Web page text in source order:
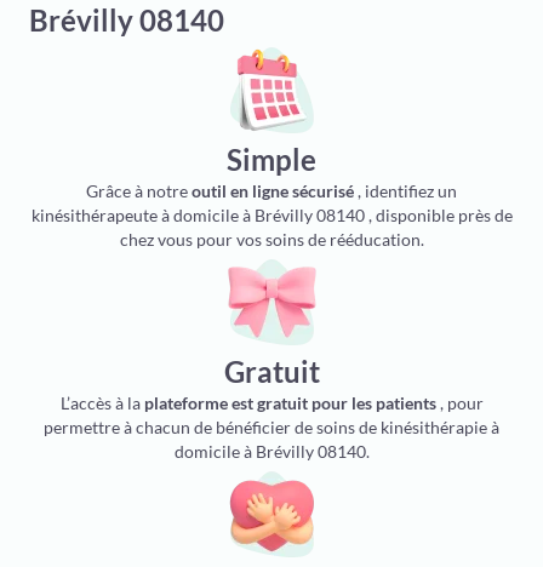
Brévilly 08140
Simple
Grâce à notreoutil en ligne sécurisé, identifiez un
kinésithérapeute à domicile à Brévilly 08140 , disponible près de
chez vous pour vos soins de rééducation.
Gratuit
L’accès à la plateforme est gratuit pour les patients, pour
permettre à chacun de bénéficier de soins de kinésithérapie à
domicile à Brévilly 08140.